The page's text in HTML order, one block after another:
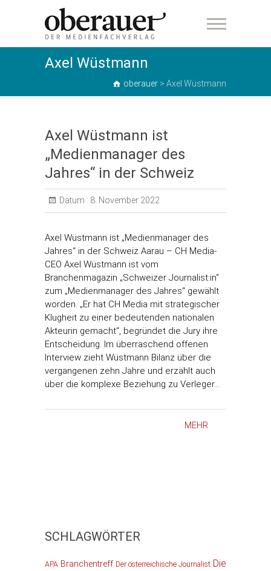
oberauer
Axel Wüstmann
oberauer > Axel Wüstmann
Axel Wüstmann ist
„Medienmanager des
Jahres“ in der Schweiz
Datum : 8. November 2022
Axel Wüstmann ist „Medienmanager des
Jahres“ in der Schweiz Aarau – CH Media-
CEO Axel Wüstmann ist vom
Branchenmagazin „Schweizer Journalist:in“
zum „Medienmanager des Jahres“ gewählt
worden. „Er hat CH Media mit strategischer
Klugheit zu einer bedeutenden nationalen
Akteurin gemacht“, begründet die Jury ihre
Entscheidung. Im überraschend offenen
Interview zieht Wüstmann Bilanz über die
vergangenen zehn Jahre und erzählt auch
über die komplexe Beziehung zu Verleger…
MEHR
SCHLAGWÖRTER
APA Branchentreff Der österreichische Journalist Die